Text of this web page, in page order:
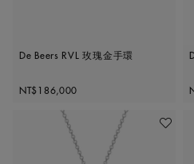
De Beers RVL 玫瑰金手環
Original price
NT$186,000
加入喜愛